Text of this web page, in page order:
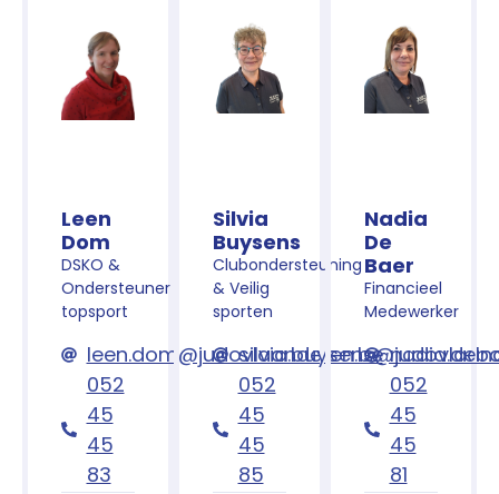
Leen
Dom
DSKO &
Ondersteuner
topsport
leen.dom@judovlaanderen.be
052
45
45
83
Silvia
Buysens
Clubondersteuning
& Veilig
sporten
052
45
45
85
Nadia
De
Baer
Financieel
Medewerker
052
45
45
81